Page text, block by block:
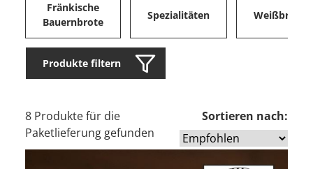
Fränkische
Bauernbrote
Spezialitäten Weißbrote
Produkte filtern
8 Produkte für die
Paketlieferung gefunden
Sortieren nach: